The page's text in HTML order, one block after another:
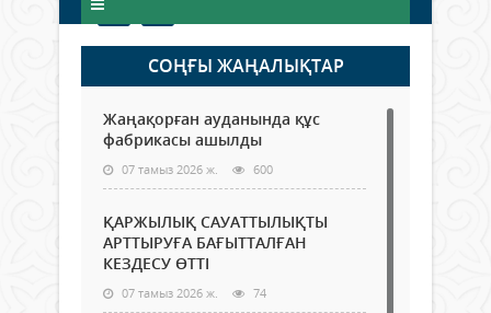
СОҢҒЫ ЖАҢАЛЫҚТАР
Жаңақорған ауданында құс
фабрикасы ашылды
07 тамыз 2026 ж. 600
ҚАРЖЫЛЫҚ САУАТТЫЛЫҚТЫ
АРТТЫРУҒА БАҒЫТТАЛҒАН
КЕЗДЕСУ ӨТТІ
07 тамыз 2026 ж. 74